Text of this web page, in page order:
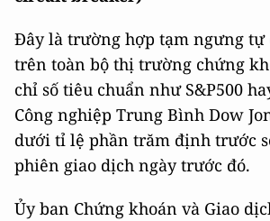
Đây là trường hợp tạm ngưng tự
trên toàn bộ thị trường chứng
chỉ số tiêu chuẩn như S&P500
Công nghiệp Trung Bình Dow
dưới tỉ lệ phần trăm định trước
phiên giao dịch ngày trước đó.
Ủy ban Chứng khoán và Giao